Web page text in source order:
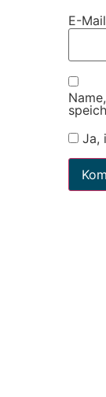
E-
Ja,